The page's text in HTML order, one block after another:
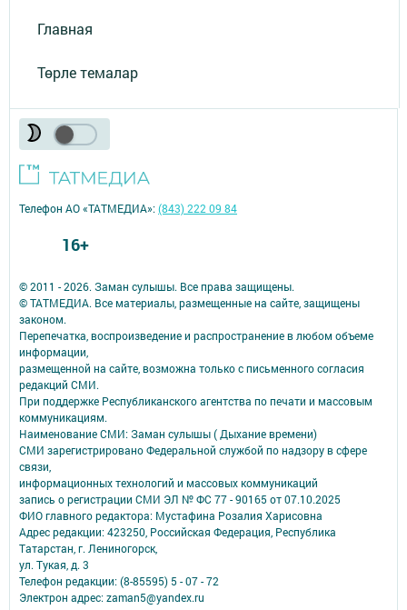
Главная
Төрле темалар
© 2011 - 2026. Заман сулышы. Все права защищены.
© ТАТМЕДИА. Все материалы, размещенные на сайте, защищены
законом.
Перепечатка, воспроизведение и распространение в любом объеме
информации,
размещенной на сайте, возможна только с письменного согласия
редакций СМИ.
При поддержке Республиканского агентства по печати и массовым
коммуникациям.
Наименование СМИ: Заман сулышы ( Дыхание времени)
СМИ зарегистрировано Федеральной службой по надзору в сфере
связи,
информационных технологий и массовых коммуникаций
запись о регистрации СМИ ЭЛ № ФС 77 - 90165 от 07.10.2025
ФИО главного редактора: Мустафина Розалия Харисовна
Адрес редакции: 423250, Российская Федерация, Республика
Татарстан, г. Лениногорск,
ул. Тукая, д. 3
Телефон редакции: (8-85595) 5 - 07 - 72
Электрон адрес: zaman5@yandex.ru
Телефон АО «ТАТМЕДИА»:(843) 222 09 84
16+